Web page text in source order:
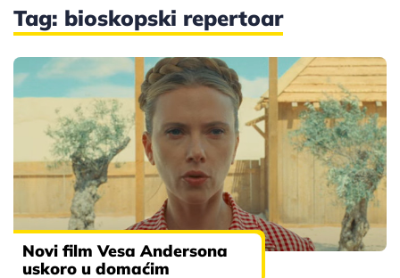
Tag: bioskopski repertoar
Novi film Vesa Andersona
uskoro u domaćim